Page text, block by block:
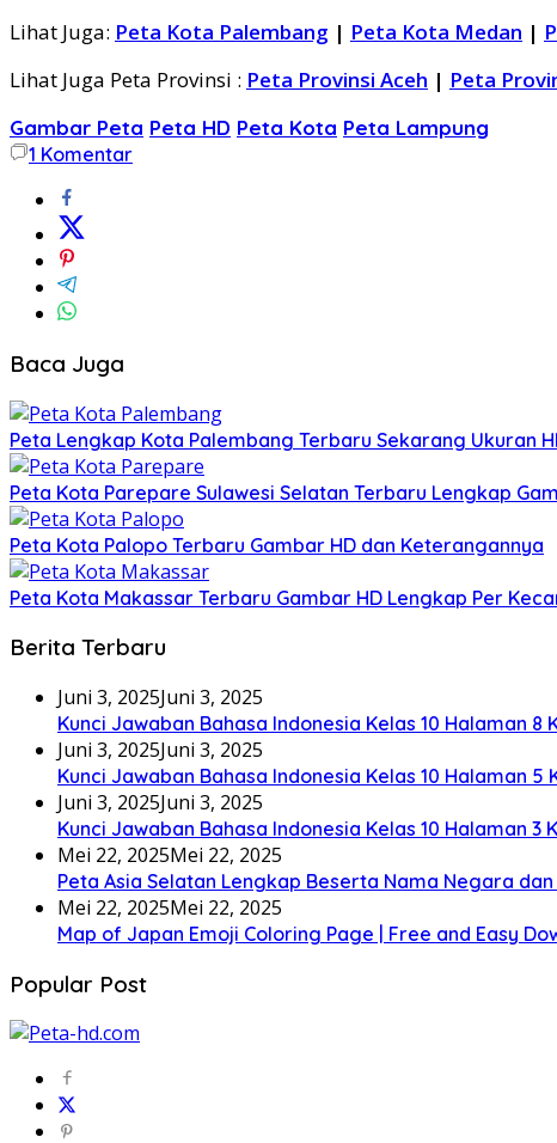
Lihat Juga: Peta Kota Palembang | Peta Kota Medan |
Lihat Juga Peta Provinsi : Peta Provinsi Aceh | Peta
Gambar Peta Peta HD Peta Kota Peta Lampung
1 Komentar
Baca Juga
Peta Lengkap Kota Palembang Terbaru Sekarang Ukuran
Peta Kota Parepare Sulawesi Selatan Terbaru Lengkap
Peta Kota Palopo Terbaru Gambar HD dan Keterangannya
Peta Kota Makassar Terbaru Gambar HD Lengkap Per
Berita Terbaru
Juni 3, 2025Juni 3, 2025
Kunci Jawaban Bahasa Indonesia Kelas 10 Halaman 8
Juni 3, 2025Juni 3, 2025
Kunci Jawaban Bahasa Indonesia Kelas 10 Halaman 5
Juni 3, 2025Juni 3, 2025
Kunci Jawaban Bahasa Indonesia Kelas 10 Halaman 3
Mei 22, 2025Mei 22, 2025
Peta Asia Selatan Lengkap Beserta Nama Negara
Mei 22, 2025Mei 22, 2025
Map of Japan Emoji Coloring Page | Free and Easy
Popular Post